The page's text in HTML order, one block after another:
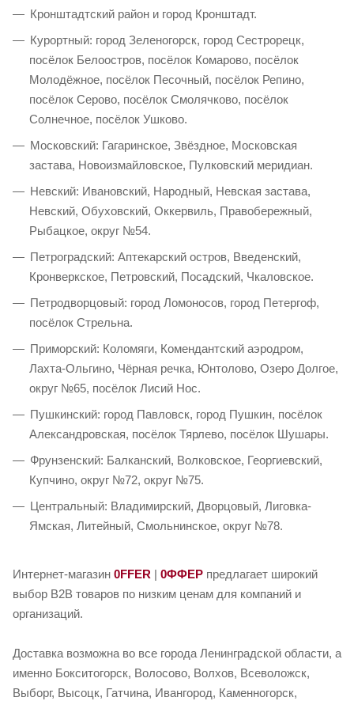
Кронштадтский район и город Кронштадт.
Курортный: город Зеленогорск, город Сестрорецк,
посёлок Белоостров, посёлок Комарово, посёлок
Молодёжное, посёлок Песочный, посёлок Репино,
посёлок Серово, посёлок Смолячково, посёлок
Солнечное, посёлок Ушково.
Московский: Гагаринское, Звёздное, Московская
застава, Новоизмайловское, Пулковский меридиан.
Невский: Ивановский, Народный, Невская застава,
Невский, Обуховский, Оккервиль, Правобережный,
Рыбацкое, округ №54.
Петроградский: Аптекарский остров, Введенский,
Кронверкское, Петровский, Посадский, Чкаловское.
Петродворцовый: город Ломоносов, город Петергоф,
посёлок Стрельна.
Приморский: Коломяги, Комендантский аэродром,
Лахта-Ольгино, Чёрная речка, Юнтолово, Озеро Долгое,
округ №65, посёлок Лисий Нос.
Пушкинский: город Павловск, город Пушкин, посёлок
Александровская, посёлок Тярлево, посёлок Шушары.
Фрунзенский: Балканский, Волковское, Георгиевский,
Купчино, округ №72, округ №75.
Центральный: Владимирский, Дворцовый, Лиговка-
Ямская, Литейный, Смольнинское, округ №78.
Интернет-магазин 0FFER | 0ФФЕР предлагает широкий
выбор B2B товаров по низким ценам для компаний и
организаций.
Доставка возможна во все города Ленинградской области, а
именно Бокситогорск, Волосово, Волхов, Всеволожск,
Выборг, Высоцк, Гатчина, Ивангород, Каменногорск,